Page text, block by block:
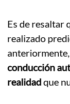
Es de resaltar
realizado
conducción
realidadque